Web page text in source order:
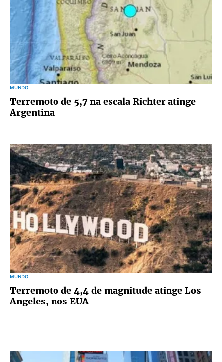
MUNDO
Terremoto de 5,7 na escala Richter atinge
Argentina
MUNDO
Terremoto de 4,4 de magnitude atinge Los
Angeles, nos EUA